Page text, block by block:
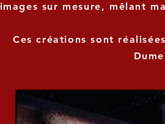
images sur mesure, mêlant
Ces créations sont